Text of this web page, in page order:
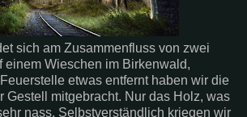
sich am Zusammenfluss von zwei
einem Wieschen im Birkenwald,
etwas entfernt haben wir die
Gestell mitgebracht. Nur das Holz, was
nass. Selbstverständlich kriegen wir